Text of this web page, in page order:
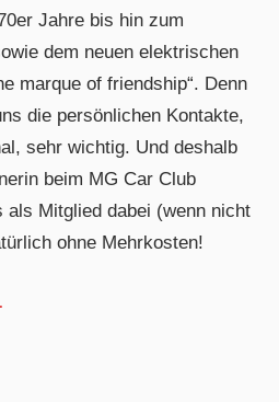
Jahre bis hin zum
dem neuen elektrischen
marque of friendship“. Denn
die persönlichen Kontakte,
sehr wichtig. Und deshalb
beim MG Car Club
als Mitglied dabei (wenn nicht
ohne Mehrkosten!